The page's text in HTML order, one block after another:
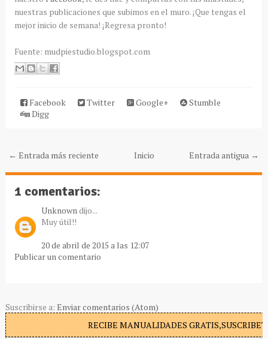
nuestras publicaciones que subimos en el muro. ¡Que tengas el
mejor inicio de semana! ¡Regresa pronto!
Fuente: mudpiestudio.blogspot.com
Facebook Twitter Google+
Stumble
Digg
← Entrada más reciente Entrada antigua →
Inicio
1 comentarios:
Unknowndijo...
Muy útil!!
20 de abril de 2015 a las 12:07
Publicar un comentario
Suscribirse a: Enviar comentarios (Atom)
RECIBE MANUALIDADES